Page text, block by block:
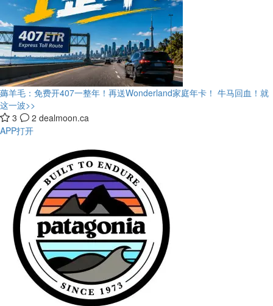
薅羊毛：免费开407一整年！再送Wonderland家庭年卡！ 牛马回血！就
这一波>>
3
2 dealmoon.ca
APP打开